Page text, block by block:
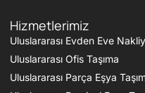
Hizmetlerimiz
Uluslararası Evden Eve
Uluslararası Ofis Taşıma
Uluslararası Parça Eşya